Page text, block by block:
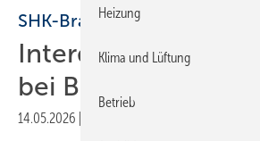
SHK-Branche
Interdomus
bei Blanke Systems
14.05.2026
Heizung
Klima und Lüftung
Betrieb